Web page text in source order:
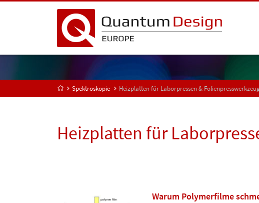
Spektroskopie Heizplatten für Laborpressen &
Heizplatten für
Warum Polymerfilme